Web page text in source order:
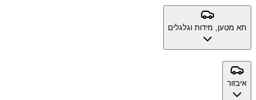
תא מטען, מידות וגלגלים
איבזור